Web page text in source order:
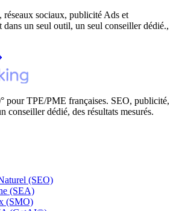
réseaux sociaux, publicité Ads et
un seul outil, un seul conseiller dédié.,
pour TPE/PME françaises. SEO, publicité,
conseiller dédié, des résultats mesurés.
(SEO)
(SEA)
(SMO)